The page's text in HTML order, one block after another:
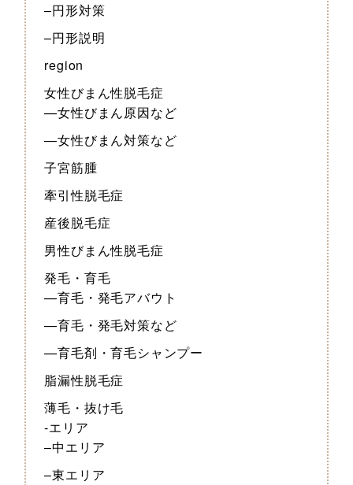
–円形対策
–円形説明
region
女性びまん性脱毛症
—女性びまん原因など
—女性びまん対策など
子宮筋腫
牽引性脱毛症
産後脱毛症
男性びまん性脱毛症
発毛・育毛
—育毛・発毛アバウト
—育毛・発毛対策など
—育毛剤・育毛シャンプー
脂漏性脱毛症
薄毛・抜け毛
-エリア
–中エリア
–東エリア